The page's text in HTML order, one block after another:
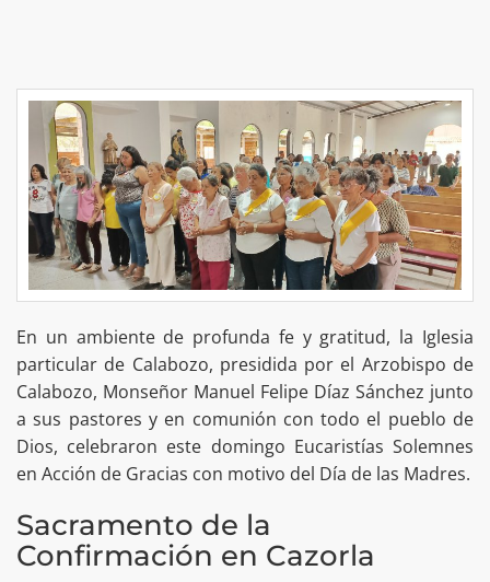
En un ambiente de profunda fe y gratitud, la Iglesia
particular de Calabozo, presidida por el Arzobispo de
Calabozo, Monseñor Manuel Felipe Díaz Sánchez junto
a sus pastores y en comunión con todo el pueblo de
Dios, celebraron este domingo Eucaristías Solemnes
en Acción de Gracias con motivo del Día de las Madres.
Sacramento de la
Confirmación en Cazorla